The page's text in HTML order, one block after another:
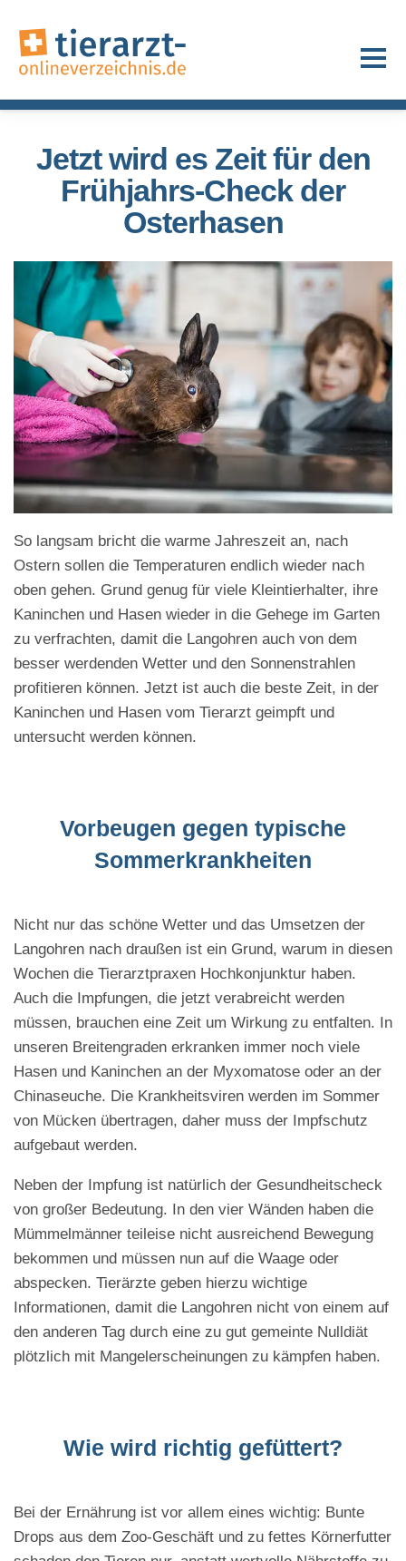
Jetzt wird es Zeit für den
Frühjahrs-Check der
Osterhasen
So langsam bricht die warme Jahreszeit an, nach
Ostern sollen die Temperaturen endlich wieder nach
oben gehen. Grund genug für viele Kleintierhalter, ihre
Kaninchen und Hasen wieder in die Gehege im Garten
zu verfrachten, damit die Langohren auch von dem
besser werdenden Wetter und den Sonnenstrahlen
profitieren können. Jetzt ist auch die beste Zeit, in der
Kaninchen und Hasen vom Tierarzt geimpft und
untersucht werden können.
Vorbeugen gegen typische
Sommerkrankheiten
Nicht nur das schöne Wetter und das Umsetzen der
Langohren nach draußen ist ein Grund, warum in diesen
Wochen die Tierarztpraxen Hochkonjunktur haben.
Auch die Impfungen, die jetzt verabreicht werden
müssen, brauchen eine Zeit um Wirkung zu entfalten. In
unseren Breitengraden erkranken immer noch viele
Hasen und Kaninchen an der Myxomatose oder an der
Chinaseuche. Die Krankheitsviren werden im Sommer
von Mücken übertragen, daher muss der Impfschutz
aufgebaut werden.
Neben der Impfung ist natürlich der Gesundheitscheck
von großer Bedeutung. In den vier Wänden haben die
Mümmelmänner teileise nicht ausreichend Bewegung
bekommen und müssen nun auf die Waage oder
abspecken. Tierärzte geben hierzu wichtige
Informationen, damit die Langohren nicht von einem auf
den anderen Tag durch eine zu gut gemeinte Nulldiät
plötzlich mit Mangelerscheinungen zu kämpfen haben.
Wie wird richtig gefüttert?
Bei der Ernährung ist vor allem eines wichtig: Bunte
Drops aus dem Zoo-Geschäft und zu fettes Körnerfutter